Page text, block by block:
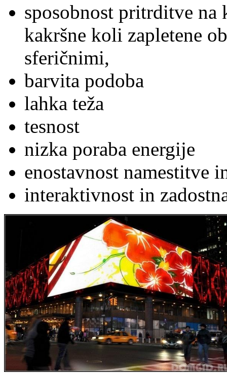
sposobnost pritrditve
kakršne koli zapletene
sferičnimi,
barvita podoba
lahka teža
tesnost
nizka poraba energije
enostavnost namestitve
interaktivnost in